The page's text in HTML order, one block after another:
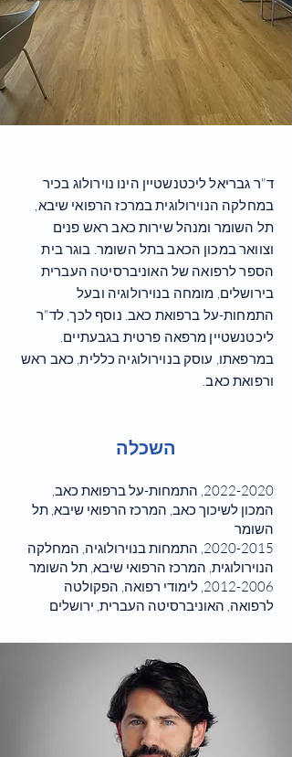
ד"ר גבריאל ליכטנשטיין הינו נוירולוג בכיר
במחלקה הנוירולוגית במרכז הרפואי שיבא,
תל השומר ומנהל שירות כאב ראש פנים
וצוואר במכון הכאב בתל השומר. בוגר בית
הספר לרפואה של האוניברסיטה העברית
בירושלים, מומחה בנוירולוגיה ובעל
התמחות-על ברפואת כאב. נוסף לכך, לד"ר
ליכטנשטיין מרפאה פרטית בגבעתיים.
במרפאתו, עוסק בנוירולוגיה כללית, כאב ראש
ורפואת כאב.
השכלה
2022-2020, התמחות-על ברפואת כאב,
המכון לשיכוך כאב, המרכז הרפואי שיבא, תל
השומר
2020-2015, התמחות בנוירולוגיה, המחלקה
הנוירולוגית, המרכז הרפואי שיבא, תל השומר
2012-2006, לימודי רפואה, הפקולטה
לרפואה, האוניברסיטה העברית, ירושלים